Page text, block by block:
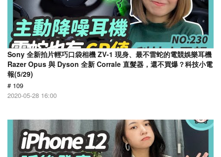
Sony 全新拍片輕巧口袋相機 ZV-1 現身、最不雷蛇的電競娛樂耳機
Razer Opus 與 Dyson 全新 Corrale 直髮器，還不買爆？科技小電
報(5/29)
# 109
2020-05-28 16:00